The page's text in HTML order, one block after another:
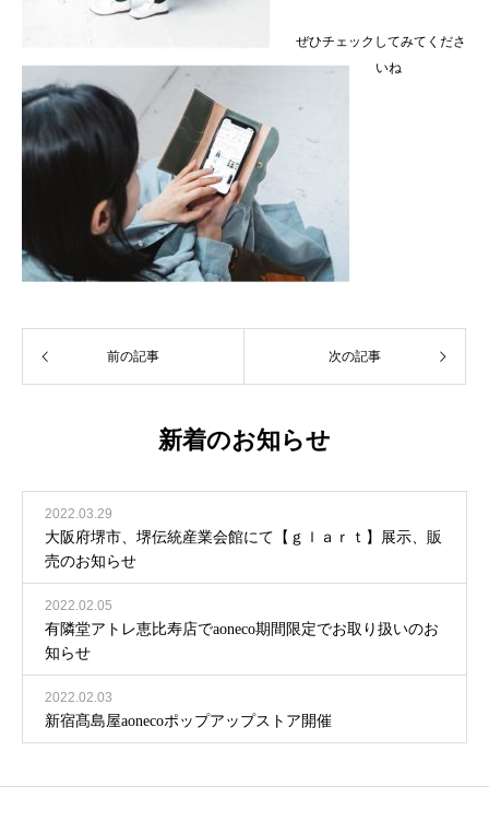
ぜひチェックしてみてくださ
いね
前の記事 次の記事
新着のお知らせ
2022.03.29
大阪府堺市、堺伝統産業会館にて【ｇｌａｒｔ】展示、販
売のお知らせ
2022.02.05
有隣堂アトレ恵比寿店でaoneco期間限定でお取り扱いのお
知らせ
2022.02.03
新宿髙島屋aonecoポップアップストア開催